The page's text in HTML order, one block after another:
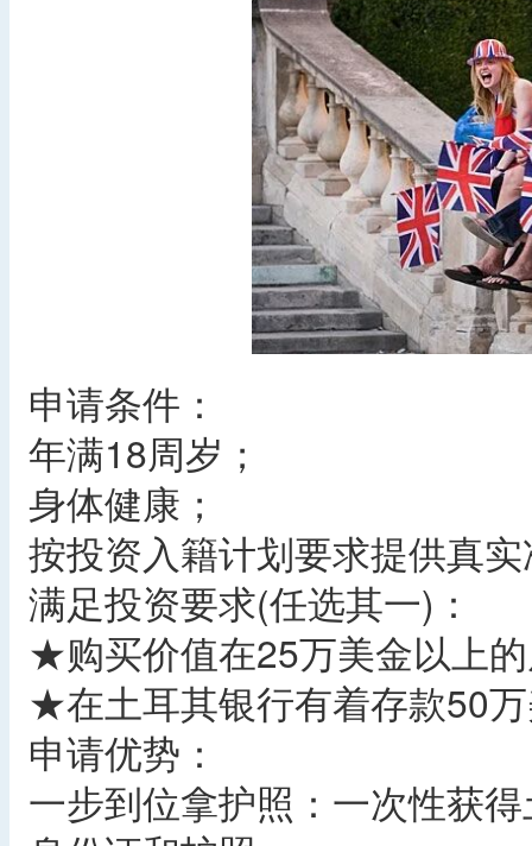
申请条件：
年满18周岁；
身体健康；
按投资入籍计划要求提供真
满足投资要求(任选其一)：
★购买价值在25万美金以上
★在土耳其银行有着存款50
申请优势：
一步到位拿护照：一次性获